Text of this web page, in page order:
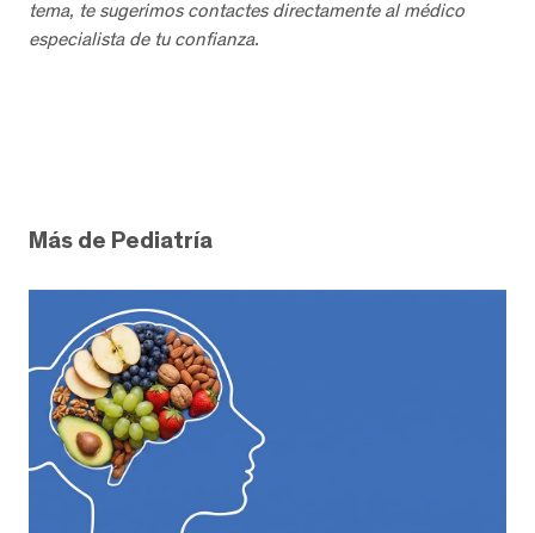
tema, te sugerimos contactes directamente al médico
especialista de tu confianza.
Más de Pediatría